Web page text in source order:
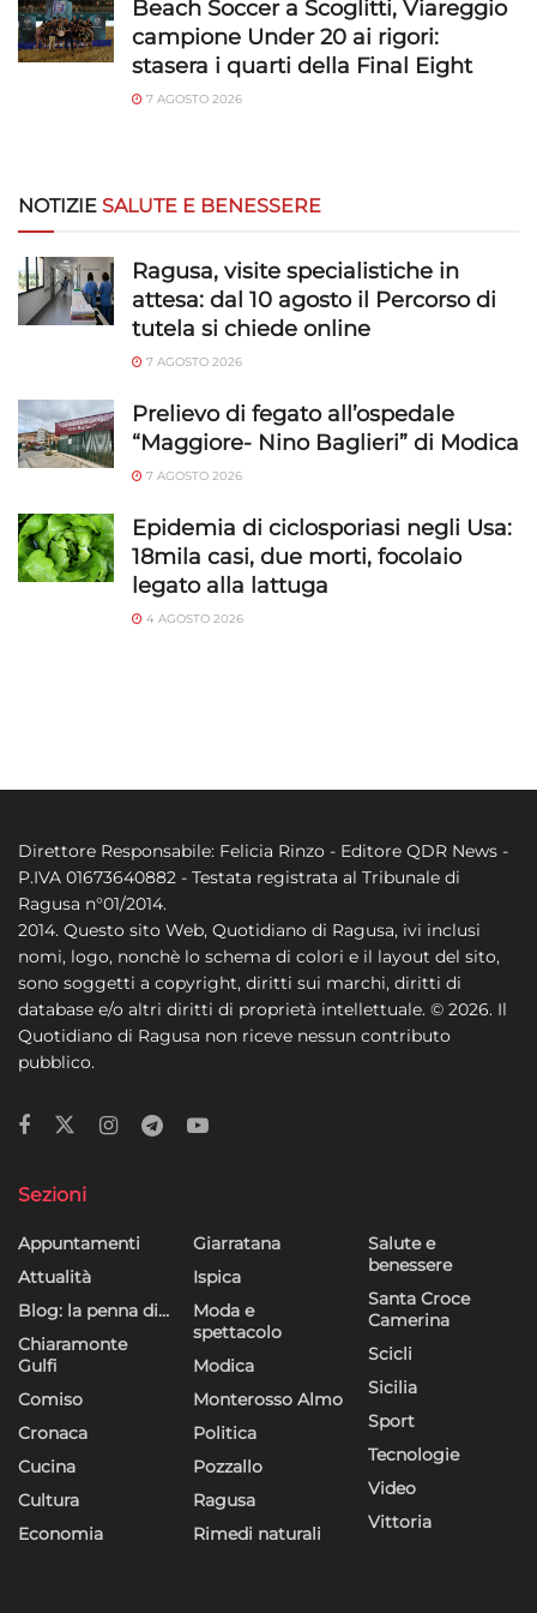
privacy.
Beach Soccer a Scoglitti, Viareggio
campione Under 20 ai rigori:
stasera i quarti della Final Eight
7 AGOSTO 2026
NOTIZIE SALUTE E BENESSERE
Ragusa, visite specialistiche in
attesa: dal 10 agosto il Percorso di
tutela si chiede online
7 AGOSTO 2026
Prelievo di fegato all’ospedale
“Maggiore- Nino Baglieri” di Modica
7 AGOSTO 2026
Epidemia di ciclosporiasi negli Usa:
18mila casi, due morti, focolaio
legato alla lattuga
4 AGOSTO 2026
Direttore Responsabile: Felicia Rinzo - Editore QDR News -
P.IVA 01673640882 - Testata registrata al Tribunale di
Ragusa n°01/2014.
2014. Questo sito Web, Quotidiano di Ragusa, ivi inclusi
nomi, logo, nonchè lo schema di colori e il layout del sito,
sono soggetti a copyright, diritti sui marchi, diritti di
database e/o altri diritti di proprietà intellettuale. © 2026. Il
Quotidiano di Ragusa non riceve nessun contributo
pubblico.
Sezioni
Appuntamenti
Attualità
Blog: la penna di…
Chiaramonte
Gulfi
Comiso
Cronaca
Cucina
Cultura
Economia
Giarratana
Ispica
Moda e
spettacolo
Modica
Monterosso Almo
Politica
Pozzallo
Ragusa
Rimedi naturali
Salute e
benessere
Santa Croce
Camerina
Scicli
Sicilia
Sport
Tecnologie
Video
Vittoria